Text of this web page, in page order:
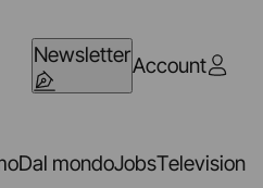
NewsletterAccount
Dal mondoJobsTelevision